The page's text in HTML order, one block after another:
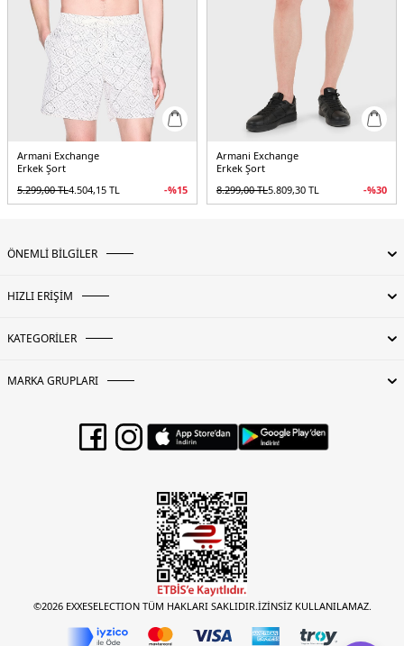
Armani Exchange
Erkek Şort
5.299,00TL4.504,15 TL -%15
Armani Exchange
Erkek Şort
8.299,00TL5.809,30 TL -%30
ÖNEMLİ BİLGİLER
HIZLI ERİŞİM
KATEGORİLER
MARKA GRUPLARI
©2026 EXXESELECTION TÜM HAKLARI SAKLIDIR.İZİNSİZ KULLANILAMAZ.